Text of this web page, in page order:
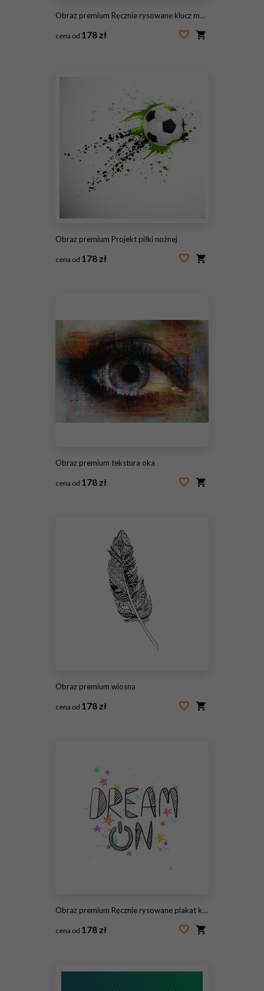
Obraz premium Ręcznie rysowane klucz muzyczny z etniczne ozdoby doodle wzór. Ilustracja wektorowa Henna Mandala Zentangle stylizowana na okładkę lub kartę, tatuaż więcej. Projekt dla duchowego relaksu dla dorosłych.
cena od 178 zł
Obraz premium Projekt piłki nożnej
cena od 178 zł
Obraz premium tekstura oka
cena od 178 zł
Obraz premium wiosna
cena od 178 zł
Obraz premium Ręcznie rysowane plakat kreatywny typografii.
cena od 178 zł